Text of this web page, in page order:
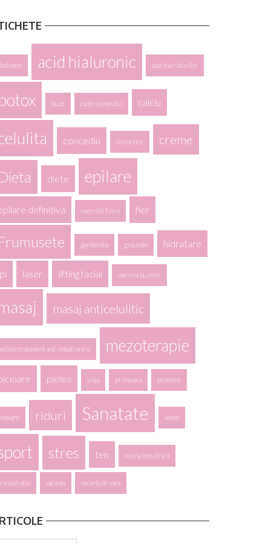
acid hialuronic aparitia ridurilor
buze caderea parului calciu
concediu cosmetice creme
diete epilare
definitiva exercitii fizice fier
garderoba greutate hidratare
laser lifting facial marirea buzelor
masaj anticelulitic
tratament anti imbatranire mezoterapie
pielea plaja primavara proteine
riduri Sanatate somn
stres ten toxina botulinica
vacanta vacanta de vara